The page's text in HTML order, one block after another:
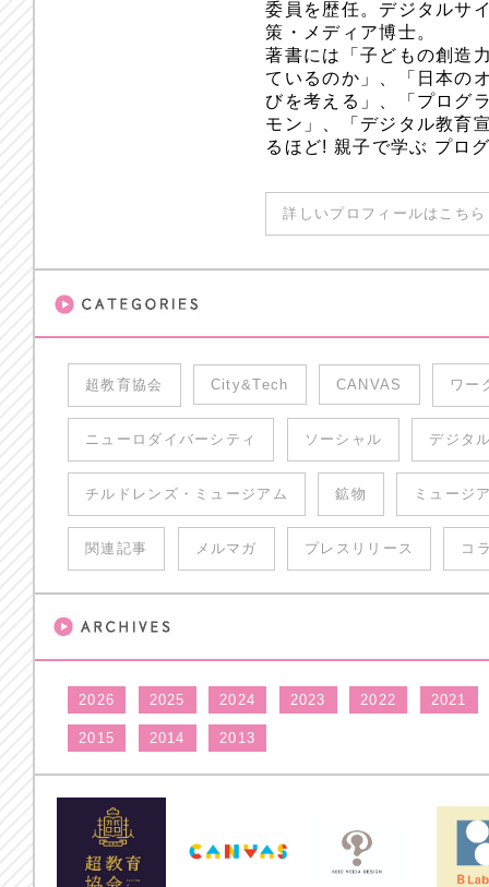
委員を歴任。デジタルサ
策・メディア博士。
著書には「子どもの創造
ているのか」、「日本の
びを考える」、「プログ
モン」、「デジタル教育
るほど! 親子で学ぶ プロ
詳しいプロフィールはこち
超教育協会 City&Tech CANVAS ワー
ニューロダイバーシティ ソーシャル デジタ
チルドレンズ・ミュージアム 鉱物 ミュージ
関連記事 メルマガ プレスリリース コ
2026 2025 2024 2023 2022 2021
2015 2014 2013